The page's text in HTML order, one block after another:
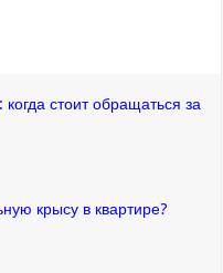
стоит обращаться за
крысу в квартире?